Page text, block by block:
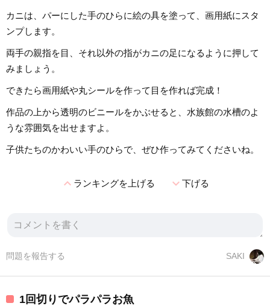
カニは、パーにした手のひらに絵の具を塗って、画用紙にスタ
ンプします。
両手の親指を目、それ以外の指がカニの足になるように押して
みましょう。
できたら画用紙や丸シールを作って目を作れば完成！
作品の上から透明のビニールをかぶせると、水族館の水槽のよ
うな雰囲気を出せますよ。
子供たちのかわいい手のひらで、ぜひ作ってみてくださいね。
expand_lessランキングを上げる expand_more下げる
SAKI
問題を報告する
1回切りでパラパラお魚